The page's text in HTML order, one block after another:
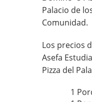
Palacio de
Comunidad.
Los precios
Asefa
Pizza del
1